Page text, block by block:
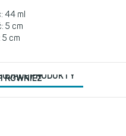
44 ml
5 cm
5 cm
PRODUKTY
RÓWNIEŻ